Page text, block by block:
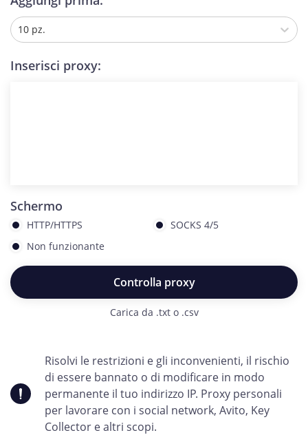
10 pz.
Inserisci proxy:
Schermo
HTTP/HTTPS
SOCKS 4/5
Non funzionante
Controlla proxy
Carica da .txt o .csv
Risolvi le restrizioni e gli inconvenienti, il rischio
di essere bannato o di modificare in modo
permanente il tuo indirizzo IP. Proxy personali
per lavorare con i social network, Avito, Key
Collector e altri scopi.